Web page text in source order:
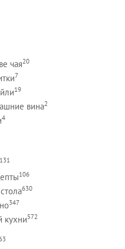
чая20
7
19
вина2
4
131
106
630
347
кухни572